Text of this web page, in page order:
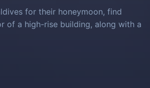
for their honeymoon, find
of a high-rise building, along with a